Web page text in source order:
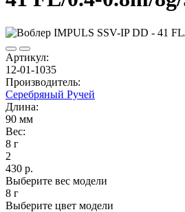
Артикул:
12-01-1035
Производитель:
Серебряный Ручей
Длина:
90 мм
Вес:
8 г
2
430 р.
Выберите вес модели
8 г
Выберите цвет модели